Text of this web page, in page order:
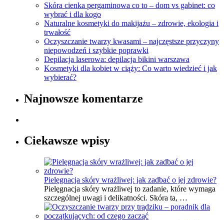
Skóra cienka pergaminowa co to – dom vs gabinet: co
wybrać i dla kogo
Naturalne kosmetyki do makijażu – zdrowie, ekologia i
trwałość
Oczyszczanie twarzy kwasami – najczęstsze przyczyny
niepowodzeń i szybkie poprawki
Depilacja laserowa: depilacja bikini warszawa
Kosmetyki dla kobiet w ciąży: Co warto wiedzieć i jak
wybierać?
Najnowsze komentarze
Ciekawsze wpisy
Pielęgnacja skóry wrażliwej: jak zadbać o jej zdrowie?
Pielęgnacja skóry wrażliwej to zadanie, które wymaga
szczególnej uwagi i delikatności. Skóra ta, …